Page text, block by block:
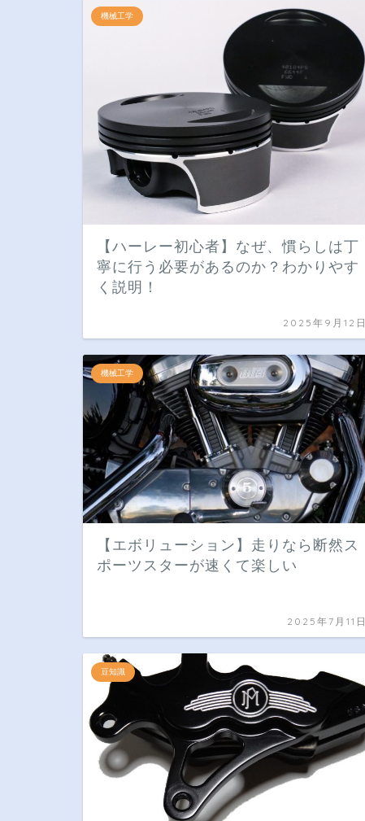
機械工学
【ハーレー初心者】なぜ、慣らしは丁
寧に行う必要があるのか？わかりやす
く説明！
2025年9月12日
機械工学
【エボリューション】走りなら断然ス
ポーツスターが速くて楽しい
2025年7月11日
豆知識